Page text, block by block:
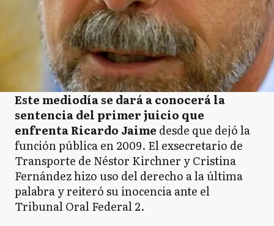
Este mediodía se dará a conocerá la
sentencia del primer juicio que
enfrenta Ricardo Jaime desde que dejó la
función pública en 2009. El exsecretario de
Transporte de Néstor Kirchner y Cristina
Fernández hizo uso del derecho a la última
palabra y reiteró su inocencia ante el
Tribunal Oral Federal 2.